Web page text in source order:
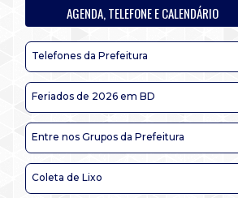
AGENDA, TELEFONE E CALENDÁRIO
Telefones da Prefeitura
Feriados de 2026 em BD
Entre nos Grupos da Prefeitura
Coleta de Lixo